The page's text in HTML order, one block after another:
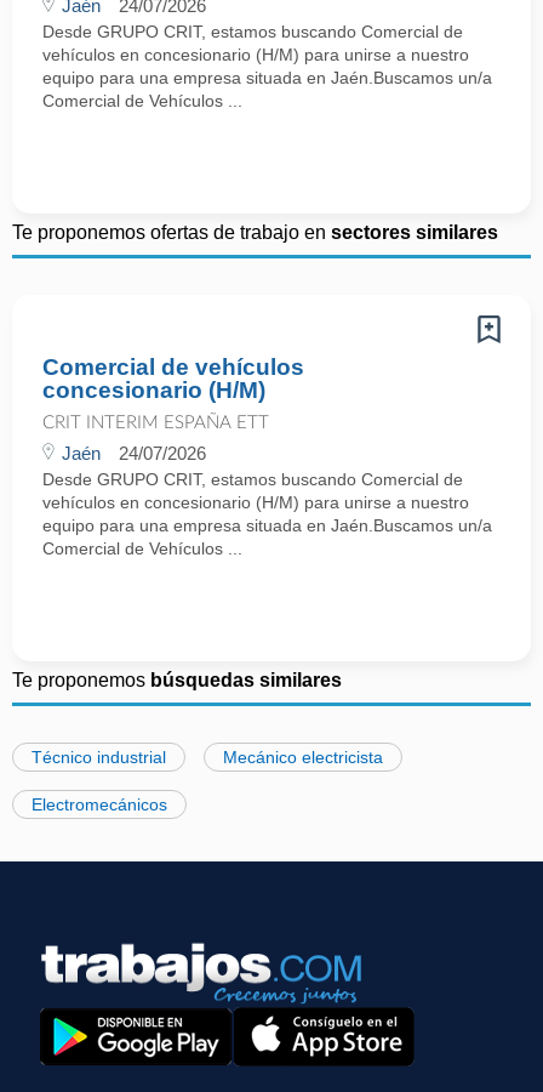
Jaén 24/07/2026
Desde GRUPO CRIT, estamos buscando Comercial de
vehículos en concesionario (H/M) para unirse a nuestro
equipo para una empresa situada en Jaén.Buscamos un/a
Comercial de Vehículos ...
Te proponemos ofertas de trabajo en sectores similares
Comercial de vehículos
concesionario (H/M)
CRIT INTERIM ESPAÑA ETT
Jaén 24/07/2026
Desde GRUPO CRIT, estamos buscando Comercial de
vehículos en concesionario (H/M) para unirse a nuestro
equipo para una empresa situada en Jaén.Buscamos un/a
Comercial de Vehículos ...
Te proponemos búsquedas similares
Técnico industrial Mecánico electricista
Electromecánicos